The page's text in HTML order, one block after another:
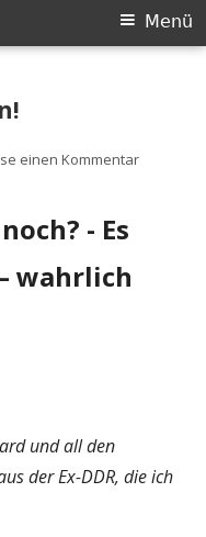
Menü
einen Kommentarzu Die
- Es
wahrlich
und all den
der Ex-DDR, die ich